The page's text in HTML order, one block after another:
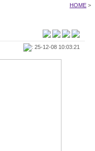
HOME >
: 25-12-08 10:03:21